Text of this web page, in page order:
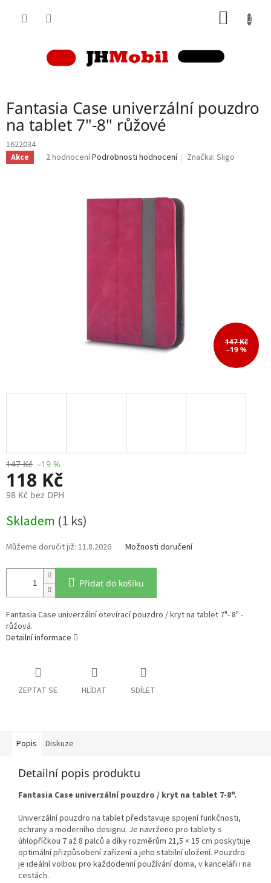
Fantasia Case univerzální pouzdro
na tablet 7"-8" růžové
1622034
Akce
Průměrné
2 hodnoceníPodrobnosti hodnocení Značka:Sligo
147 Kč
–19 %
147 Kč –19 %
118 Kč
98 Kč bez DPH
cena:
Skladem (1 ks)
11.8.2026 Možnosti doručení
Přidat do košíku
Fantasia Case univerzální otevírací pouzdro / kryt na tablet 7"- 8" -
růžová.
Detailní informace
ZEPTAT SE HLÍDAT SDÍLET
Popis Diskuze
Detailní popis produktu
Fantasia Case univerzální pouzdro / kryt na tablet 7-8".
Univerzální pouzdro na tablet představuje spojení funkčnosti,
ochrany a moderního designu. Je navrženo pro tablety s
úhlopříčkou 7 až 8 palců a díky rozměrům 21,5 × 15 cm poskytuje
optimální přizpůsobení zařízení a jeho stabilní uložení. Pouzdro
je ideální volbou pro každodenní používání doma, v kanceláři i na
cestách.